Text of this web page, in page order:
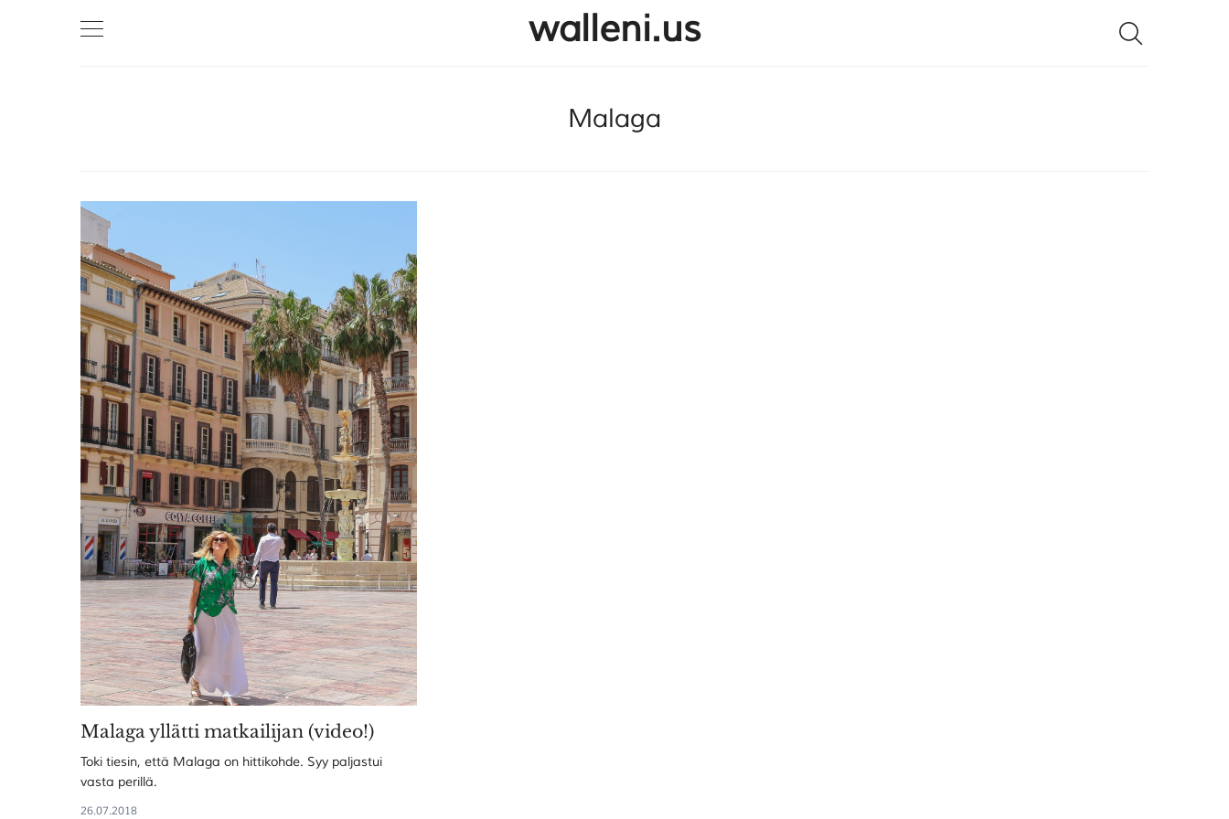
walleni.us
Malaga
Malaga yllätti matkailijan (video!)
Toki tiesin, että Malaga on hittikohde. Syy paljastui
vasta perillä.
26.07.2018